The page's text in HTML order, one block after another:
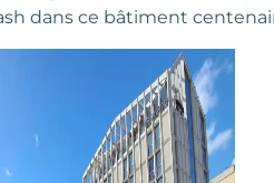
dans ce bâtiment